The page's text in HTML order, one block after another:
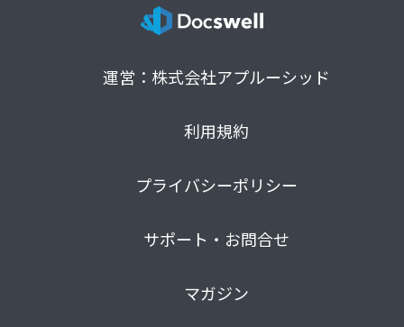
運営：株式会社アプルーシッド
利用規約
プライバシーポリシー
サポート・お問合せ
マガジン